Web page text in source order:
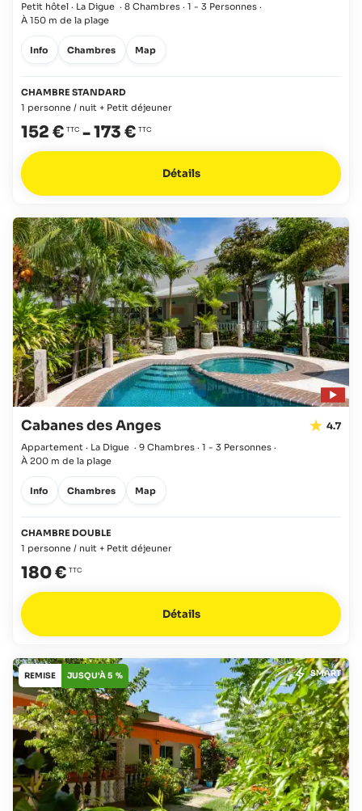
Petit hôtel · La Digue · 8 Chambres · 1 - 3 Personnes ·
À 150 m de la plage
Info Chambres Map
CHAMBRE STANDARD
1 personne / nuit + Petit déjeuner
152 € -173 €
Détails
Cabanes des Anges 4.7
Appartement · La Digue · 9 Chambres · 1 - 3 Personnes ·
À 200 m de la plage
Info Chambres Map
CHAMBRE DOUBLE
1 personne / nuit + Petit déjeuner
180 €
Détails
REMISE JUSQU'À 5 % SMART